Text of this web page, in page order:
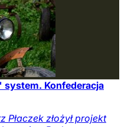
Konfederacja
Płaczek złożył projekt